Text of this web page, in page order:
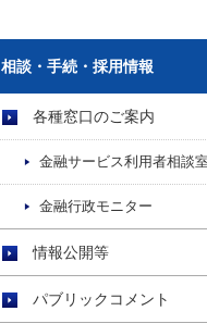
相談・手続・採用情報
各種窓口のご案内
金融サービス利用者相談室
金融行政モニター
情報公開等
パブリックコメント